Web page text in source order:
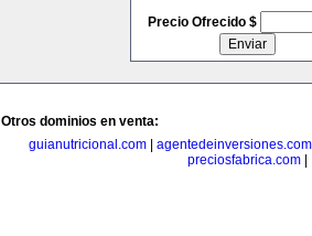
Precio Ofrecido $
Otros dominios en venta:
guianutricional.com
agentedeinversiones.com
preciosfabrica.com|